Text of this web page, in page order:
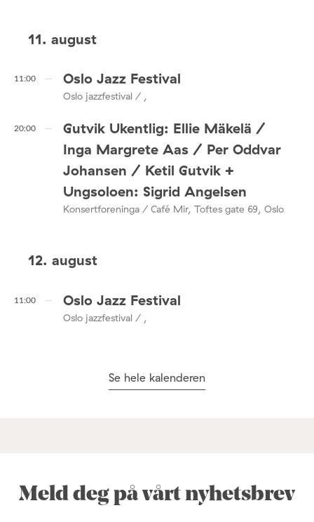
11. august
11:00 Oslo Jazz Festival
Oslo jazzfestival / ,
20:00
Gutvik Ukentlig: Ellie Mäkelä /
Inga Margrete Aas / Per Oddvar
Johansen / Ketil Gutvik +
Ungsoloen: Sigrid Angelsen
Konsertforeninga / Café Mir, Toftes gate 69, Oslo
12. august
11:00 Oslo Jazz Festival
Oslo jazzfestival / ,
Se hele kalenderen
Meld deg på vårt nyhetsbrev